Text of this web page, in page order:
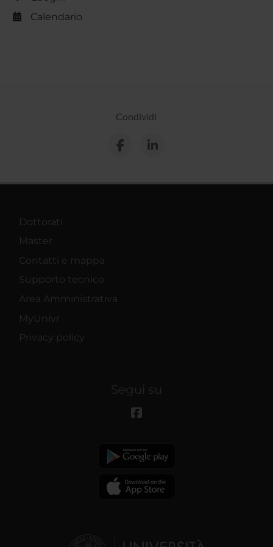
Calendario
Condividi
Dottorati
Master
Contatti e mappa
Supporto tecnico
Area Amministrativa
MyUnivr
Privacy policy
Segui su